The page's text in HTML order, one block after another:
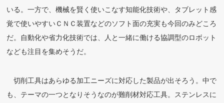
いる。一方で、機械を賢く使いこなす知能化技術や、タブレット感
覚で使いやすいＣＮＣ装置などのソフト面の充実も今回のみどころ
だ。自動化や省力化技術では、人と一緒に働ける協調型のロボット
なども注目を集めそうだ。
切削工具はあらゆる加工ニーズに対応した製品が出そろう。中で
も、テーマの一つとなりそうなのが難削材対応工具。ステンレスに